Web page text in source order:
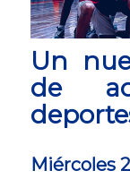
Un
de
Miércoles